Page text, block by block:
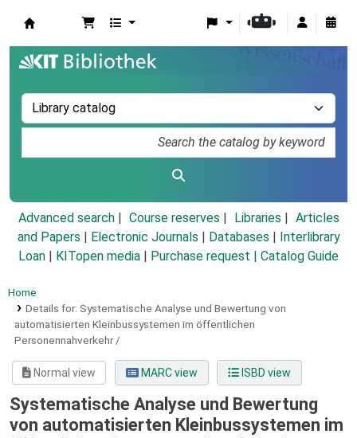
Advanced search Course reserves Libraries
Articles
and Papers
Electronic Journals Databases
Interlibrary
Loan
KITopen media Purchase request | Catalog Guide
Home
Details for: Systematische Analyse und Bewertung von
automatisierten Kleinbussystemen im öffentlichen
Personennahverkehr /
Normal view MARC view ISBD view
Systematische Analyse und Bewertung
von automatisierten Kleinbussystemen im